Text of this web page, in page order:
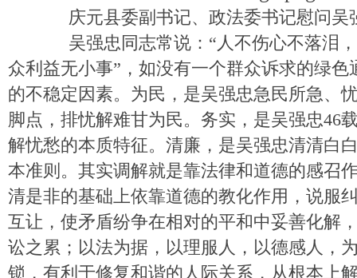
庆元县委副书记、政法委书记慰问吴
吴强忠同志常说：“人不伤心不落泪，
众利益无小事”，如没有一个群众诉求的绿色
的不稳定因素。为民，是吴强忠急民所急、
脚点，排忧解难甘为民。务实，是吴强忠46
解忧愁的本质特征。清廉，是吴强忠清清白
本准则。其实调解就是靠法律和道德的感召
清是非的基础上依靠道德的教化作用，说服
互让，使矛盾纷争在相对的平和中妥善化解
讼之累；以法为据，以理服人，以德感人，
锁，有利于修复和谐的人际关系，从根本上